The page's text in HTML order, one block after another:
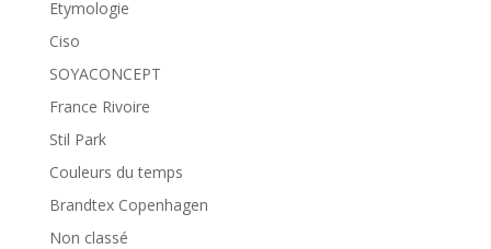
Etymologie
Ciso
SOYACONCEPT
France Rivoire
Stil Park
Couleurs du temps
Brandtex Copenhagen
Non classé